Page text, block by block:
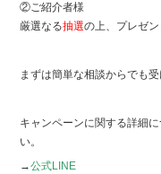
②ご紹介者様
厳選なる抽選の上、プレゼ
まずは簡単な相談からでも
キャンペーンに関する詳細
い。
→公式LINE